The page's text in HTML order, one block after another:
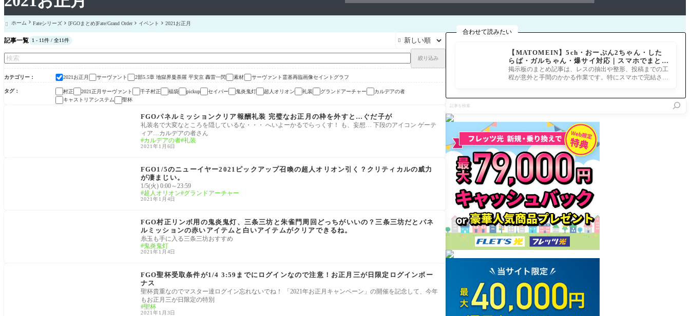
 ホーム Fateシリーズ [FGOまとめ]Fate/Grand Order イベント 2021お正月
記事一覧 1 - 11件 / 全11件 
絞り込み
カテゴリー 2021お正月 サーヴァント 2部5.5章 地獄界曼荼羅 平安京 轟雷一閃 素材 サーヴァント霊基再臨画像セイントグラフ
タグ 村正 2021正月サーヴァント 千子村正 福袋 pickup セイバー 鬼炎鬼灯 超人オリオン 礼装 グランドアーチャー
カルデアの者
キャストリアシステム
聖杯
2021お正月
FGOパネルミッションクリア報酬礼装 完璧なお正月の枠を外すと…ぐだ子が
礼装名で大変なところを隠しているな・・・ へいよーかるでらっくす！ も、妄想… 下段のアイコン ゲーテ
ィア…カルデアの者さん
カルデアの者 礼装
2021年1月6日
FGO1/5のニューイヤー2021ピックアップ召喚の超人オリオン引く？クリティカルの威力
が凄まじい。
1/5(火) 0:00～23:59
超人オリオン グランドアーチャー
2021年1月4日
FGO村正リンボ用の鬼炎鬼灯、三条三坊と朱雀門周回どっちがいいの？三条三坊だとパネ
ルミッションの赤いアイテムと白いアイテムがクリアできるね。
糸玉も手に入る三条三坊おすすめ
鬼炎鬼灯
2021年1月4日
FGO聖杯受取条件が1/4 3:59までにログインなので注意！お正月三が日限定ログインボー
ナス
聖杯貴重なのでマスター達ログイン忘れないでね！ 「2021年お正月キャンペーン」の開催を記念して、今年
もお正月三が日限定の特別
聖杯
2021年1月3日
合わせて読みたい
【MATOMEIN】5ch・おーぷん2ちゃん・した
らば・ガルちゃん・爆サイ対応｜スマホでまとめ
記事を作れるアプリ FGOのまとめ記事ができる
まで
掲示板のまとめ記事は、レスの抽出や整形、投稿までの工
程が意外と手間のかかる作業です。特にスマホで完結させ
事
を
検